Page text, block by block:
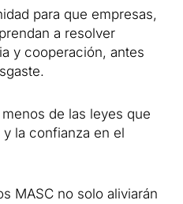
para que empresas,
a resolver
y cooperación, antes
de las leyes que
la confianza en el
MASC no solo aliviarán